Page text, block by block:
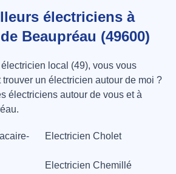
électriciens à
Beaupréau (49600)
local (49), vous vous
un électricien autour de moi ?
électriciens autour de vous et à
Electricien Cholet
Electricien Chemillé